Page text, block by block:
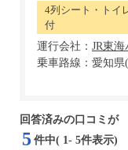
4列シート・トイ
付
運行会社：
乗車路線：愛知
回答済みの口コミが
5 件中( 1- 5件表示)